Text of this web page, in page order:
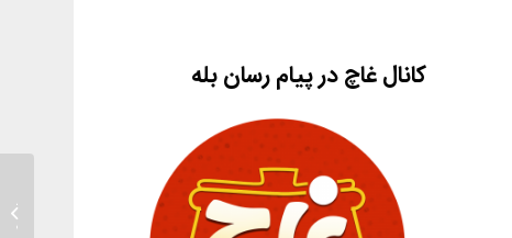
کانال غاچ در پیام رسان بله
خطر